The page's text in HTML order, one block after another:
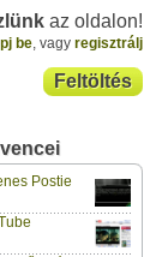
az oldalon!
be, vagy regisztrálj
Feltöltés
Postie
tette a(z)
csipesszel
tette a(z)
című tippet.